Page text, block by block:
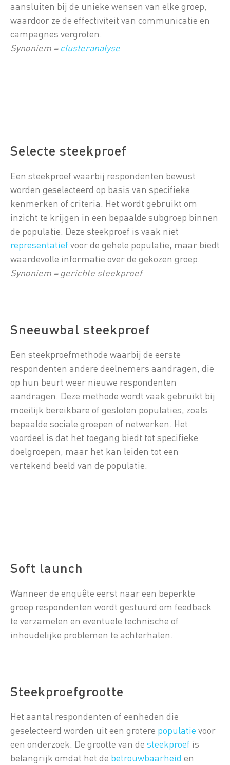
aansluiten bij de unieke wensen van elke groep,
waardoor ze de effectiviteit van communicatie en
campagnes vergroten.
Synoniem = clusteranalyse
Selecte steekproef
Een steekproef waarbij respondenten bewust
worden geselecteerd op basis van specifieke
kenmerken of criteria. Het wordt gebruikt om
inzicht te krijgen in een bepaalde subgroep binnen
de populatie. Deze steekproef is vaak niet
representatief voor de gehele populatie, maar biedt
waardevolle informatie over de gekozen groep.
Synoniem = gerichte steekproef
Sneeuwbal steekproef
Een steekproefmethode waarbij de eerste
respondenten andere deelnemers aandragen, die
op hun beurt weer nieuwe respondenten
aandragen. Deze methode wordt vaak gebruikt bij
moeilijk bereikbare of gesloten populaties, zoals
bepaalde sociale groepen of netwerken. Het
voordeel is dat het toegang biedt tot specifieke
doelgroepen, maar het kan leiden tot een
vertekend beeld van de populatie.
Soft launch
Wanneer de enquête eerst naar een beperkte
groep respondenten wordt gestuurd om feedback
te verzamelen en eventuele technische of
inhoudelijke problemen te achterhalen.
Steekproefgrootte
Het aantal respondenten of eenheden die
geselecteerd worden uit een grotere populatie voor
een onderzoek. De grootte van de steekproef is
belangrijk omdat het de betrouwbaarheid en